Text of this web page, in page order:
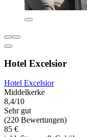
Hotel Excelsior
Hotel Excelsior
Middelkerke
8,4/10
Sehr gut
(220 Bewertungen)
85 €